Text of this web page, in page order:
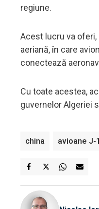
regiune.
Acest lucru va
aeriană, în care
conectează
Cu toate acestea,
guvernelor Algeriei
china avioane J-